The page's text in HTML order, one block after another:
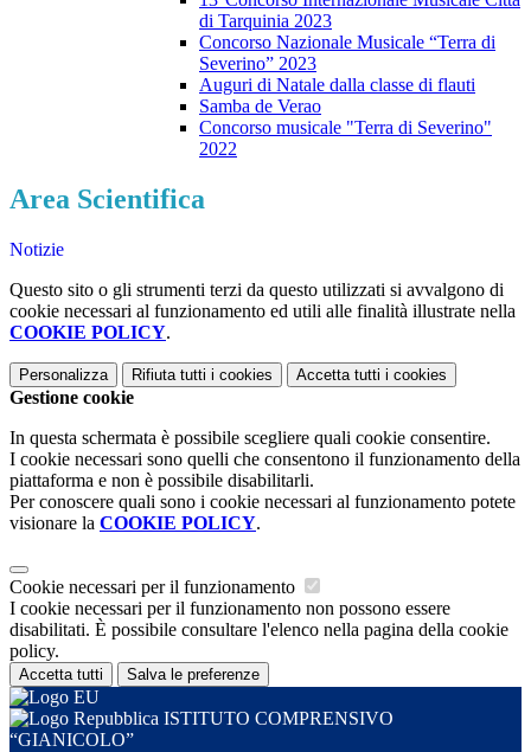
di Tarquinia 2023
Concorso Nazionale Musicale “Terra di
Severino” 2023
Auguri di Natale dalla classe di flauti
Samba de Verao
Concorso musicale "Terra di Severino"
2022
Area Scientifica
Notizie
Questo sito o gli strumenti terzi da questo utilizzati si avvalgono di
cookie necessari al funzionamento ed utili alle finalità illustrate nella
COOKIE POLICY.
Personalizza Rifiuta tutti i cookies Accetta tutti i cookies
Gestione cookie
In questa schermata è possibile scegliere quali cookie consentire.
I cookie necessari sono quelli che consentono il funzionamento della
piattaforma e non è possibile disabilitarli.
Per conoscere quali sono i cookie necessari al funzionamento potete
visionare la COOKIE POLICY.
Cookie necessari per il funzionamento
I cookie necessari per il funzionamento non possono essere
disabilitati. È possibile consultare l'elenco nella pagina della cookie
policy.
Accetta tutti Salva le preferenze
ISTITUTO COMPRENSIVO
“GIANICOLO”